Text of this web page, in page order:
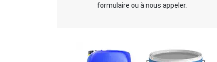
formulaire ou à nous appeler.